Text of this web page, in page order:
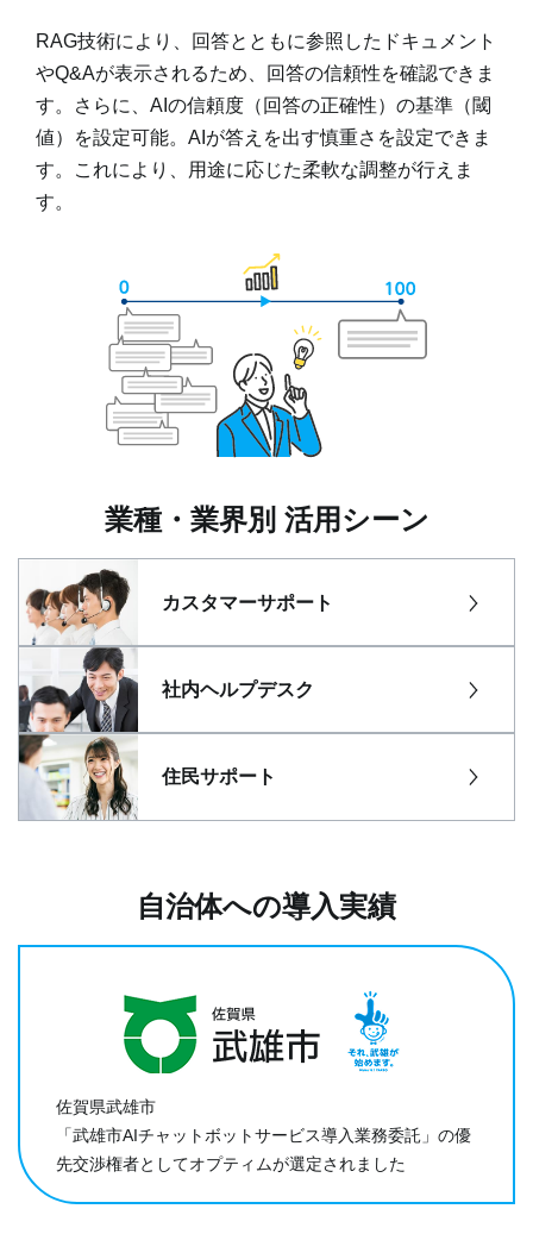
RAG技術により、回答とともに参照したドキュメント
やQ&Aが表示されるため、回答の信頼性を確認できま
す。さらに、AIの信頼度（回答の正確性）の基準（閾
値）を設定可能。AIが答えを出す慎重さを設定できま
す。これにより、用途に応じた柔軟な調整が行えま
す。
業種・業界別 活用シーン
カスタマーサポート
社内ヘルプデスク
住民サポート
自治体への導入実績
佐賀県武雄市
「武雄市AIチャットボットサービス導入業務委託」の優
先交渉権者としてオプティムが選定されました